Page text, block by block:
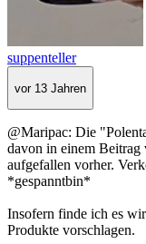
suppenteller
vor 13 Jahren
@Maripac: Die
davon in einem Beitrag
aufgefallen vorher.
*gespanntbin*
Insofern finde ich es
Produkte vorschlagen.